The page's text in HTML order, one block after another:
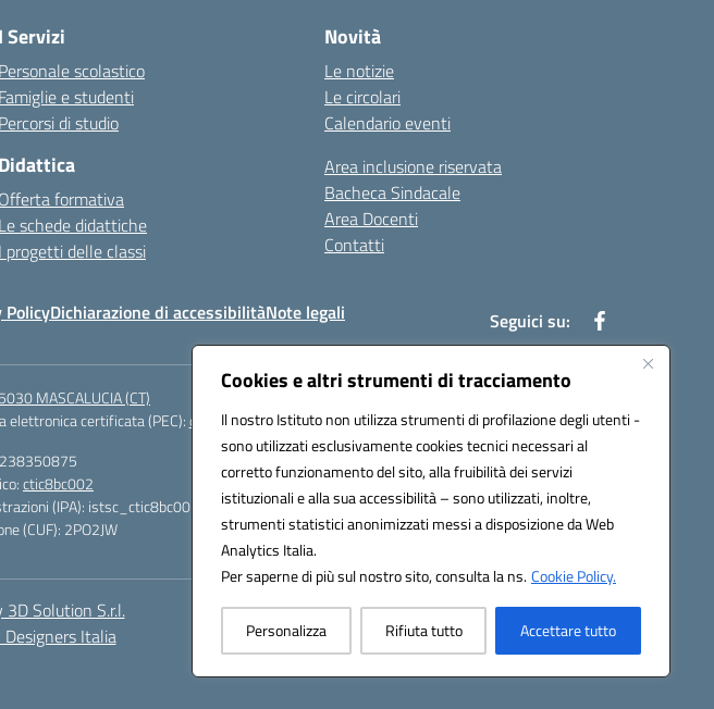
Cookies e altri strumenti di tracciamento
Il nostro Istituto non utilizza strumenti di profilazione degli utenti -
sono utilizzati esclusivamente cookies tecnici necessari al
corretto funzionamento del sito, alla fruibilità dei servizi
istituzionali e alla sua accessibilità – sono utilizzati, inoltre,
strumenti statistici anonimizzati messi a disposizione da Web
Analytics Italia.
Per saperne di più sul nostro sito, consulta la ns.Cookie Policy.
Personalizza Rifiuta tutto Accettare tutto
I Servizi
Personale scolastico
Famiglie e studenti
Percorsi di studio
Didattica
Offerta formativa
Le schede didattiche
I progetti delle classi
Novità
Le notizie
Le circolari
Calendario eventi
Area inclusione riservata
Bacheca Sindacale
Area Docenti
Contatti
PolicyDichiarazione di accessibilitàNote legali Seguici su:
MASCALUCIA (CT)
elettronica certificata (PEC):ctic8bc002@pec.istruzione.it
ctic8bc002
(IPA): istsc_ctic8bc002
(CUF): 2PO2JW
Solution S.r.l.
Italia